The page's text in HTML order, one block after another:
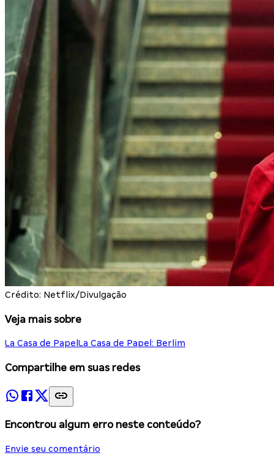
Crédito: Netflix/Divulgação
Veja mais sobre
La Casa de Papel La Casa de Papel: Berlim
Compartilhe em suas redes
Encontrou algum erro neste conteúdo?
Envie seu comentário